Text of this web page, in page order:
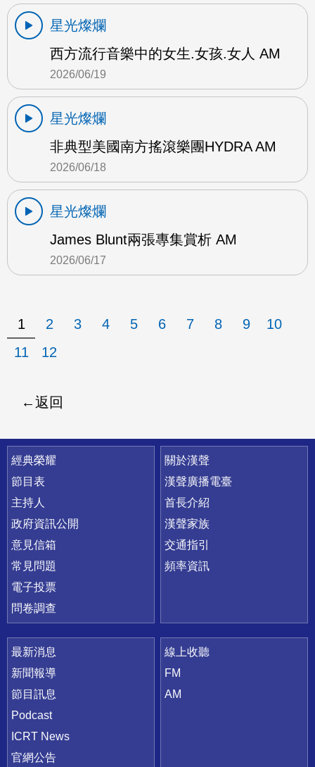
星光燦爛
西方流行音樂中的女生.女孩.女人 AM
2026/06/19
星光燦爛
非典型美國南方搖滾樂團HYDRA AM
2026/06/18
星光燦爛
James Blunt兩張專集賞析 AM
2026/06/17
1 2 3 4 5 6 7 8 9
10
11
12
返回
快速連結
經典榮耀
節目表
主持人
政府資訊公開
意見信箱
常見問題
電子投票
問卷調查
關於漢聲
漢聲廣播電臺
首長介紹
漢聲家族
交通指引
頻率資訊
最新消息
新聞報導
節目訊息
Podcast
ICRT News
官網公告
線上收聽
FM
AM